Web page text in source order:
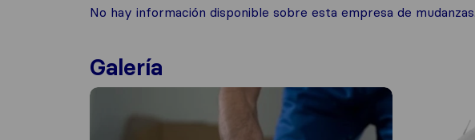
No hay información disponible sobre esta empresa de mudanzas.
Galería